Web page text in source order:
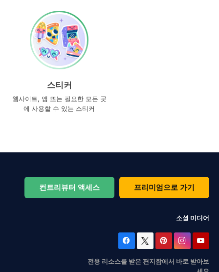
스티커
웹사이트, 앱 또는 필요한 모든 곳
에 사용할 수 있는 스티커
컨트리뷰터 액세스 프리미엄으로 가기
소셜 미디어
전용 리소스를 받은 편지함에서 바로 받아보